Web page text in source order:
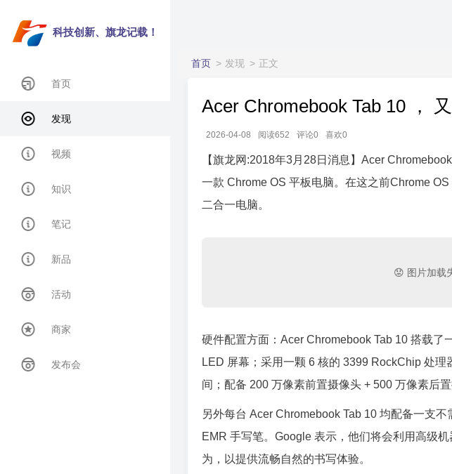
科技创新、旗龙记载！
首页
发现
视频
知识
笔记
新品
活动
商家
发布会
首页 发现 正文
Acer Chromebook Tab 10 ，
2026-04-08 阅读652 评论0 喜欢0
【旗龙网:2018年3月28日消息】Acer
一款 Chrome OS 平板电脑。在这之前Chrome
二合一电脑。
硬件配置方面：Acer Chromebook Tab 10 搭载了
LED 屏幕；采用一颗 6 核的 3399 RockChip 处
间；配备 200 万像素前置摄像头 + 500 万像素后置
另外每台 Acer Chromebook Tab 10 均配备一支
EMR 手写笔。Google 表示，他们将会利用高级
为，以提供流畅自然的书写体验。